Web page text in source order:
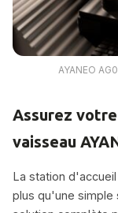
AYANEO
Assurez
vaisseau
La station
plus qu'une simple